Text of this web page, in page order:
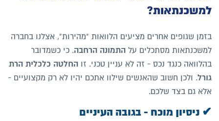
למשכנתאות?
בזמן שגופים אחרים מציעים הלוואות "מהירות", אצלנו בחברה
למשכנתאות מסתכלים על התמונה הרחבה. כי כשמדובר
בהלוואה כנגד נכס - זה לא עניין טכני. זו החלטה כלכלית הרת
גורל. ולכן חשוב שהאנשים שילוו אתכם יהיו לא רק מקצועיים -
אלא גם בצד שלכם.
✔ ניסיון מוכח - בגובה העיניים